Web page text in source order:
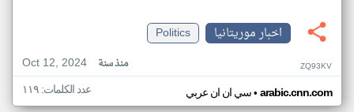
اخبار موريتانيا
Politics
Oct 12, 2024
منذ سنة ZQ93KV
سي ان ان عربي• arabic.cnn.com عدد الكلمات: ١١٩